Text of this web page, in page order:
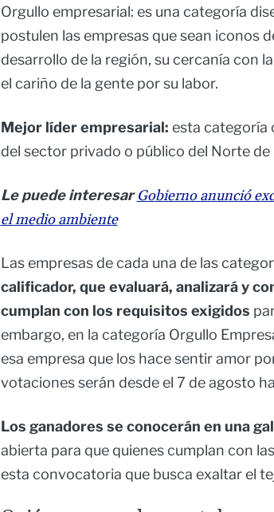
Orgullo empresarial: es una categoría
postulen las empresas que sean iconos
desarrollo de la región, su cercanía con
el cariño de la gente por su labor.
Mejor líder empresarial: esta categoría
del sector privado o público del Norte
Le puede interesarGobierno anunció
el medio ambiente
Las empresas de cada una de las
calificador, que evaluará, analizará y
cumplan con los requisitos exigidos
embargo, en la categoría Orgullo
esa empresa que los hace sentir amor
votaciones serán desde el 7 de agosto
Los ganadores se conocerán en una
abierta para que quienes cumplan con
esta convocatoria que busca exaltar el